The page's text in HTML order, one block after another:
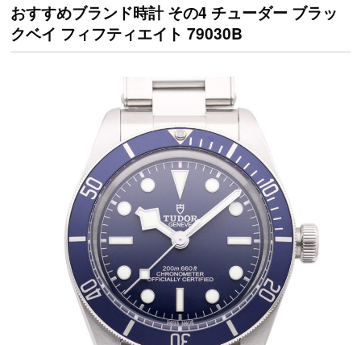
おすすめブランド時計 その4 チューダー ブラッ
クベイ フィフティエイト 79030B